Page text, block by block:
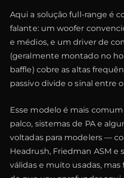
Aqui a solução full-range é
falante: um woofer
e médios, e um driver de
(geralmente montado no
baffle) cobre as altas
passivo divide o sinal entre
Esse modelo é mais
palco, sistemas de PA e
voltadas para modelers —
Headrush, Friedman ASM e
válidas e muito usadas,